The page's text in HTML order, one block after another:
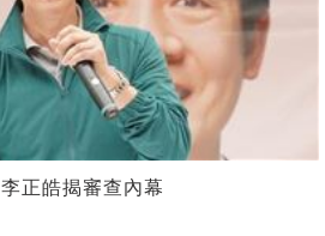
正皓揭審查內幕